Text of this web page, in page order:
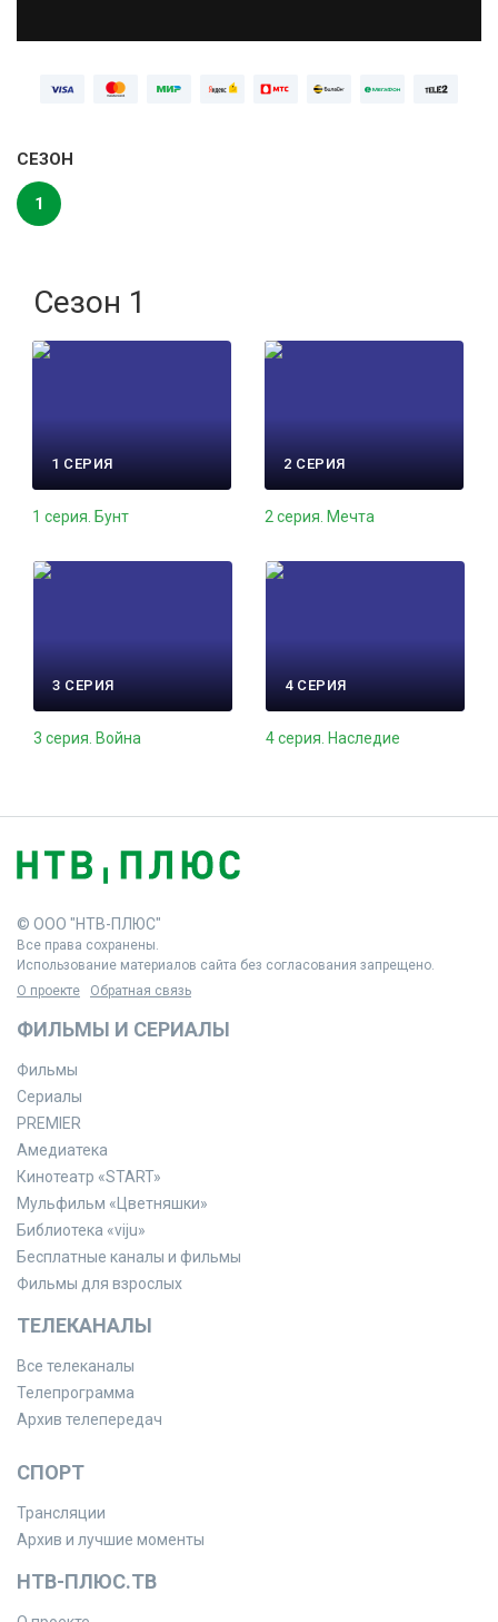
СЕЗОН
1
Сезон 1
1 СЕРИЯ
1 серия. Бунт
2 СЕРИЯ
2 серия. Мечта
3 СЕРИЯ
3 серия. Война
4 СЕРИЯ
4 серия. Наследие
© ООО "НТВ-ПЛЮС"
Все права сохранены.
Использование материалов сайта без согласования запрещено.
О проекте
Обратная связь
ФИЛЬМЫ И СЕРИАЛЫ
Фильмы
Сериалы
PREMIER
Амедиатека
Кинотеатр «START»
Мульфильм «Цветняшки»
Библиотека «viju»
Бесплатные каналы и фильмы
Фильмы для взрослых
ТЕЛЕКАНАЛЫ
Все телеканалы
Телепрограмма
Архив телепередач
СПОРТ
Трансляции
Архив и лучшие моменты
НТВ-ПЛЮС.ТВ